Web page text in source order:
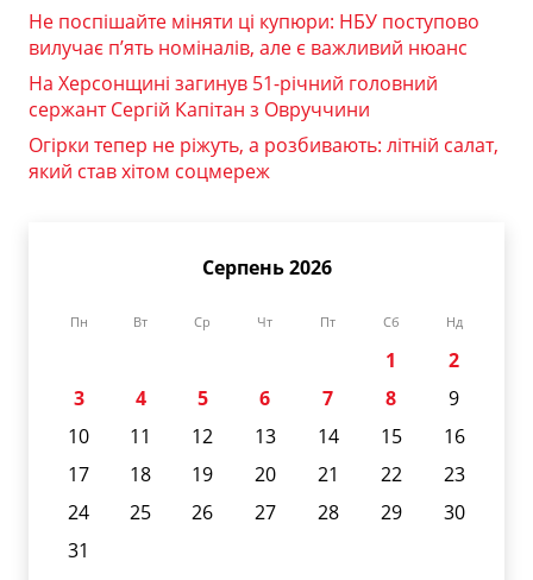
Не поспішайте міняти ці купюри: НБУ поступово
вилучає п’ять номіналів, але є важливий нюанс
На Херсонщині загинув 51-річний головний
сержант Сергій Капітан з Овруччини
Огірки тепер не ріжуть, а розбивають: літній салат,
який став хітом соцмереж
Серпень 2026
Пн Вт Ср Чт Пт Сб Нд
1
2
3
4 5 6 7 8
9
10
11 12 13 14 15
16
17
18 19 20 21 22
23
24
25 26 27 28 29
30
31